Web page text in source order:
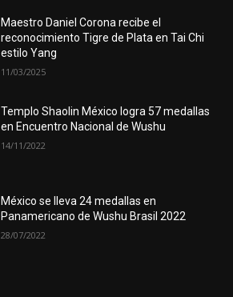
Maestro Daniel Corona recibe el
reconocimiento Tigre de Plata en Tai Chi
estilo Yang
11/03/2025
Templo Shaolin México logra 57 medallas
en Encuentro Nacional de Wushu
14/11/2022
México se lleva 24 medallas en
Panamericano de Wushu Brasil 2022
28/07/2022